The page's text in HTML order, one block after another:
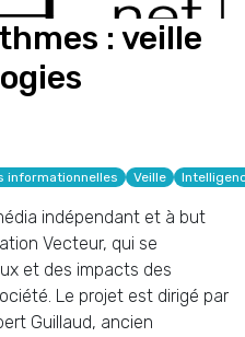
: veille
informationnelles Veille
indépendant et à but
Vecteur, qui se
et des impacts des
Le projet est dirigé par
Guillaud, ancien